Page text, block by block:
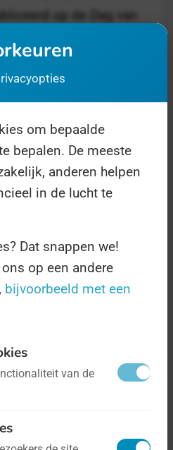
op de Dag van
plaats van dat een
ook andersom zo
het eenonderzoekdie
talen afstammen
talen. En
Dag Van
om bepaalde
bepalen. De meeste
anderen helpen
in de lucht te
Dat snappen we!
op een andere
bijvoorbeeld met een
van de